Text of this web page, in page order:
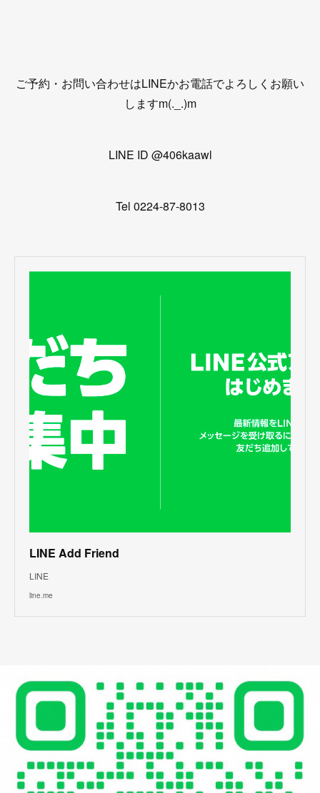
ご予約・お問い合わせはLINEかお電話でよろしくお願い
しますm(._.)m
LINE ID @406kaawl
Tel 0224-87-8013
LINE Add Friend
LINE
line.me